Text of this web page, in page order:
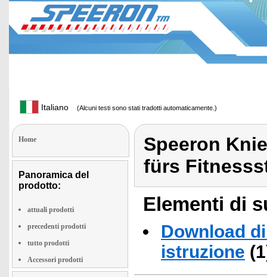
Italiano (Alcuni testi sono stati tradotti automaticamente.)
Home
Panoramica del
prodotto:
attuali prodotti
precedenti prodotti
tutto prodotti
Accessori prodotti
Speeron
fürs
Elementi di
Download
istruzione